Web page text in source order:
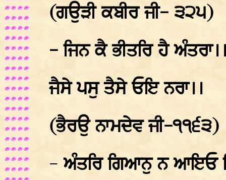
(ਗਉੜੀ ਕਬੀਰ ਜੀ- ੩੨੫)
- ਜਿਨ ਕੈ ਭੀਤਰਿ ਹੈ
ਜੈਸੇ ਪਸੁ ਤੈਸੇ ਓਇ ਨਰਾ।।
(ਭੈਰਉ ਨਾਮਦੇਵ ਜੀ-੧੧੬੩)
-ਅੰਤਰਿ ਗਿਆਨੁ ਨ ਆਇਓ